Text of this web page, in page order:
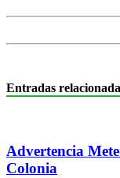
Entradas
Advertencia
Colonia